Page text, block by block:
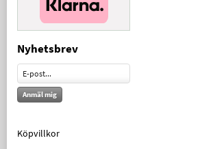
Nyhetsbrev
Anmäl mig
Köpvillkor